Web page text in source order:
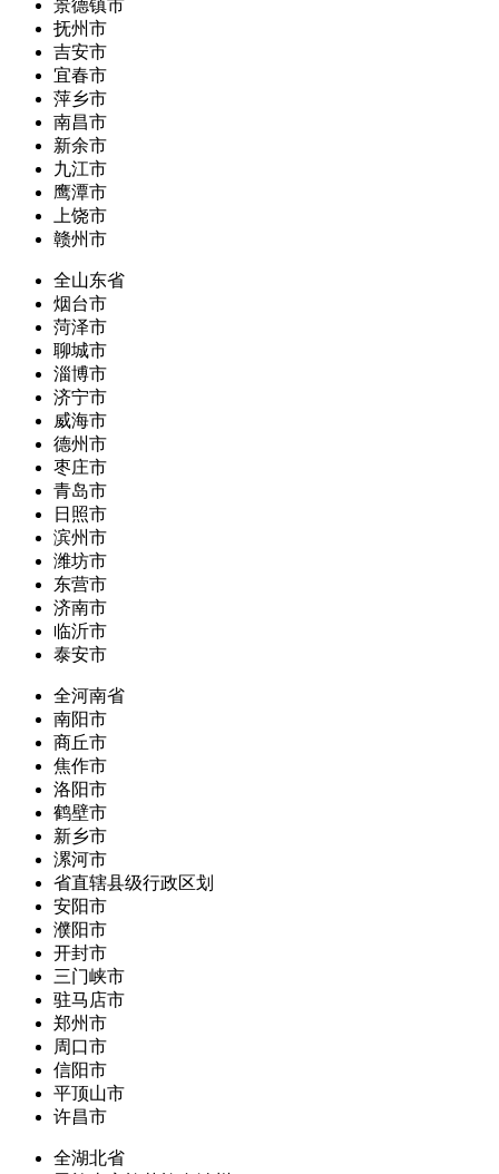
景德镇市
抚州市
吉安市
宜春市
萍乡市
南昌市
新余市
九江市
鹰潭市
上饶市
赣州市
全山东省
烟台市
菏泽市
聊城市
淄博市
济宁市
威海市
德州市
枣庄市
青岛市
日照市
滨州市
潍坊市
东营市
济南市
临沂市
泰安市
全河南省
南阳市
商丘市
焦作市
洛阳市
鹤壁市
新乡市
漯河市
省直辖县级行政区划
安阳市
濮阳市
开封市
三门峡市
驻马店市
郑州市
周口市
信阳市
平顶山市
许昌市
全湖北省